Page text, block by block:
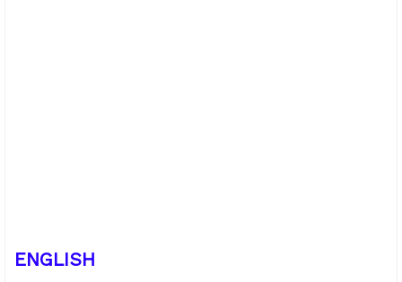
ENGLISH